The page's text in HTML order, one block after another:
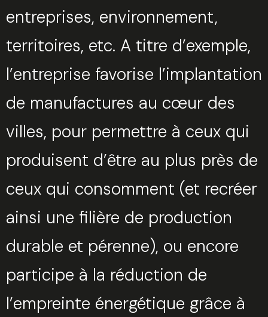
entreprises, environnement,
territoires, etc. A titre d’exemple,
l’entreprise favorise l’implantation
de manufactures au cœur des
villes, pour permettre à ceux qui
produisent d’être au plus près de
ceux qui consomment (et recréer
ainsi une filière de production
durable et pérenne), ou encore
participe à la réduction de
l’empreinte énergétique grâce à
Trouvez votre session